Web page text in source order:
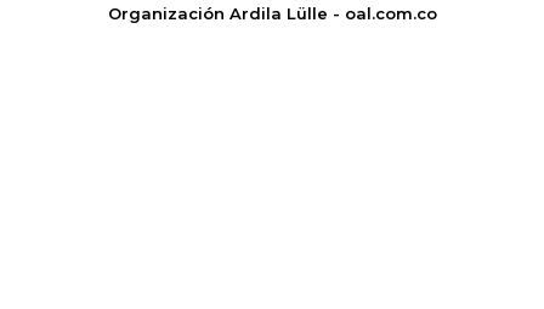
Organización Ardila Lülle - oal.com.co